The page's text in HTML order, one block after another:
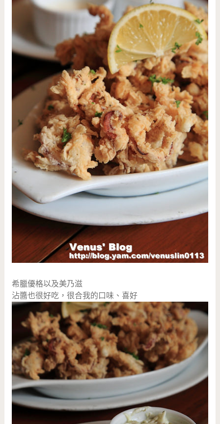
希臘優格以及美乃滋
沾醬也很好吃，很合我的口味、喜好